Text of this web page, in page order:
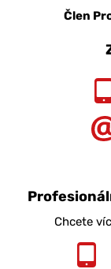
Člen
Chcete